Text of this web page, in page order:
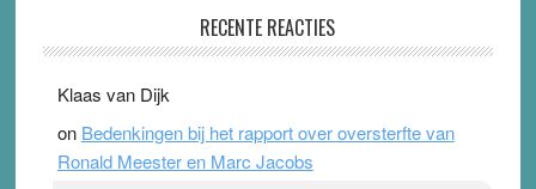
Ward van Beek
topsporters. Ze hopen ermee hun hartslag te verlagen
terwijl ze meer zuurstof opnemen. Daarop heeft zo’n
pleister geen effect. Maar het gevoel ‘makkelijker te
RECENTE REACTIES
Klaas van Dijk
on Bedenkingen bij het rapport over oversterfte van
Ronald Meester en Marc Jacobs